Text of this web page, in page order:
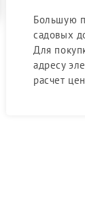
Большую
садовых
Для
адресу
расчет